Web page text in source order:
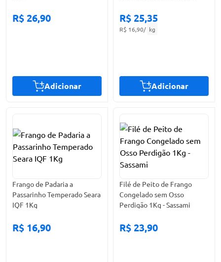
R$ 26,90
Adicionar
R$ 25,35
R$ 16,90/ kg
Adicionar
Frango de Padaria a
Passarinho Temperado Seara
IQF 1Kg
R$ 16,90
Filé de Peito de Frango
Congelado sem Osso
Perdigão 1Kg - Sassami
R$ 23,90